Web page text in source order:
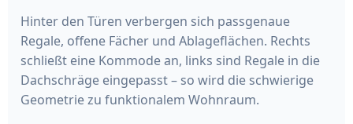
Hinter den Türen verbergen sich passgenaue
Regale, offene Fächer und Ablageflächen. Rechts
schließt eine Kommode an, links sind Regale in die
Dachschräge eingepasst – so wird die schwierige
Geometrie zu funktionalem Wohnraum.